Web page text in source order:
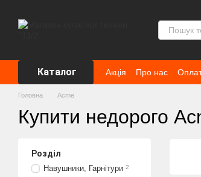
Каталог Акція Про нас
Головна Acme
Купити недорого
Розділ
Навушники, Гарнітури 2